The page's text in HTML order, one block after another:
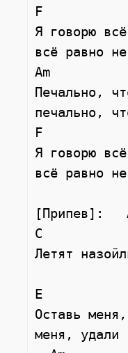
F
Я говорю
всё равно
Am
Печально,
печально,
F
Я говорю
всё равно
[Припев]:
С
Летят
E
Оставь
меня, удали